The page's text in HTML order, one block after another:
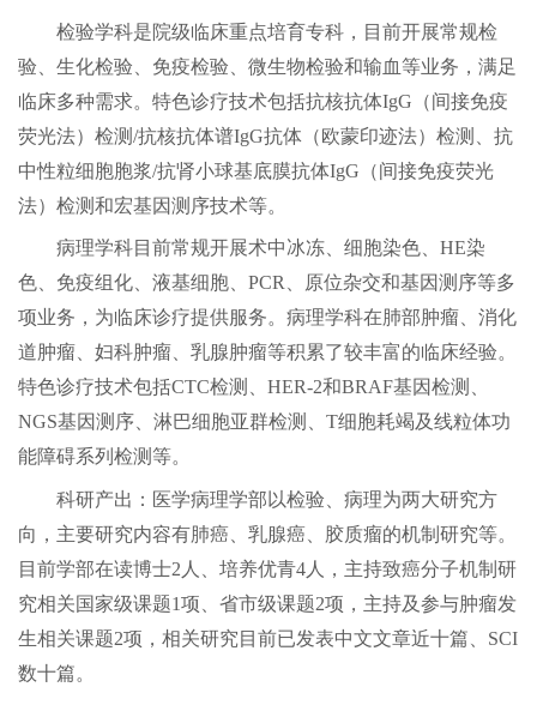
检验学科是院级临床重点培育专科，目前开展常规检
验、生化检验、免疫检验、微生物检验和输血等业务，满足
临床多种需求。特色诊疗技术包括抗核抗体IgG（间接免疫
荧光法）检测/抗核抗体谱IgG抗体（欧蒙印迹法）检测、抗
中性粒细胞胞浆/抗肾小球基底膜抗体IgG（间接免疫荧光
法）检测和宏基因测序技术等。
病理学科目前常规开展术中冰冻、细胞染色、 HE染
色、免疫组化、液基细胞、PCR、原位杂交和基因测序等多
项业务，为临床诊疗提供服务。病理学科在肺部肿瘤、消化
道肿瘤、妇科肿瘤、乳腺肿瘤等积累了较丰富的临床经验。
特色诊疗技术包括CTC检测、HER-2和BRAF基因检测、
NGS基因测序、淋巴细胞亚群检测、T细胞耗竭及线粒体功
能障碍系列检测等。
科研产出：医学病理学部以检验、病理为两大研究方
向，主要研究内容有肺癌、乳腺癌、胶质瘤的机制研究等。
目前学部在读博士2人、培养优青4人，主持致癌分子机制研
究相关国家级课题1项、省市级课题2项，主持及参与肿瘤发
生相关课题2项，相关研究目前已发表中文文章近十篇、SCI
数十篇。